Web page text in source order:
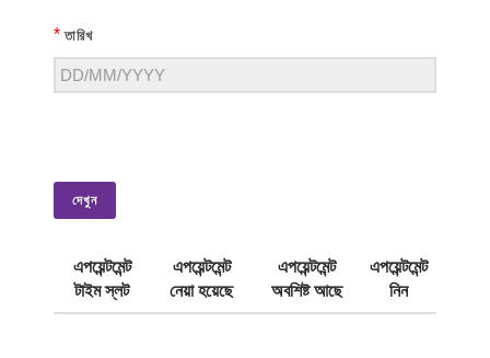
* তারিখ
দেখুন
এপয়েন্টমেন্ট
টাইম স্লট
এপয়েন্টমেন্ট
নেয়া হয়েছে
এপয়েন্টমেন্ট
অবশিষ্ট আছে
এপয়েন্টমেন্ট
নিন